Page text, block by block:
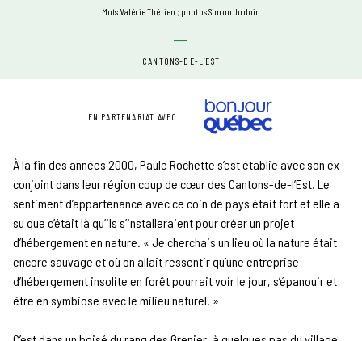
mots Valérie Thérien photos Simon Jodoin
CANTONS-DE-L’EST
EN PARTENARIAT AVEC
À la fin des années 2000, Paule Rochette s’est établie avec son ex-
conjoint dans leur région coup de cœur des Cantons-de-l’Est. Le
sentiment d’appartenance avec ce coin de pays était fort et elle a
su que c’était là qu’ils s’installeraient pour créer un projet
d’hébergement en nature. « Je cherchais un lieu où la nature était
encore sauvage et où on allait ressentir qu’une entreprise
d’hébergement insolite en forêt pourrait voir le jour, s’épanouir et
être en symbiose avec le milieu naturel. »